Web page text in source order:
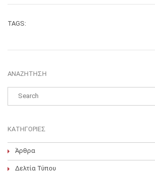
TAGS:
ΑΝΑΖΉΤΗΣΗ
ΚΑΤΗΓΟΡΊΕΣ
Άρθρα
Δελτία Τύπου